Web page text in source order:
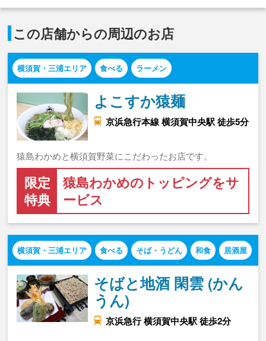
この店舗からの周辺のお店
横須賀・三浦エリア 食べる ラーメン
よこすか猿麺
京浜急行本線 横須賀中央駅 徒歩5分
猿島わかめと横須賀野菜にこだわったお店です。
限定
特典
猿島わかめのトッピングをサ
ービス
横須賀・三浦エリア 食べる そば・うどん 和食 居酒屋
そばと地酒 閑雲 (かん
うん)
京浜急行 横須賀中央駅 徒歩2分